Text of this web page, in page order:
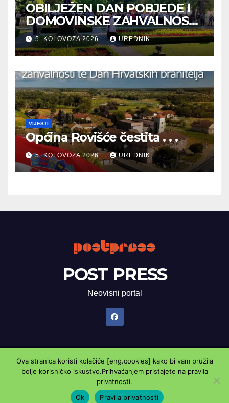
OBILJEŽEN DAN POBJEDE I
DOMOVINSKE ZAHVALNOSTI
TE DAN HRVATSKIH
BRANITELJA
5. KOLOVOZA 2026. UREDNIK
VIJESTI
Općina Rovišće čestita . . .
5. KOLOVOZA 2026. UREDNIK
POST PRESS
Neovisni portal
Proudly powered by WordPress| Theme: Newsup byThemeansar.
Marketing oglasnik Kontaktirajte nasPravila privatnosti
Ova stranica koristi kolačiće [eng.cookies] kako bi vam pružila
bolje korisničko iskustvo.Prihvaćanjem pristajete na pravila
privatnosti.
Ok
Pravila privatnosti